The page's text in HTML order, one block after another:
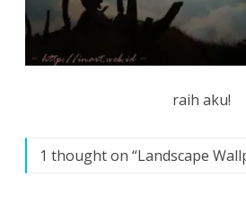
raih aku!
1 thought on “Landscape